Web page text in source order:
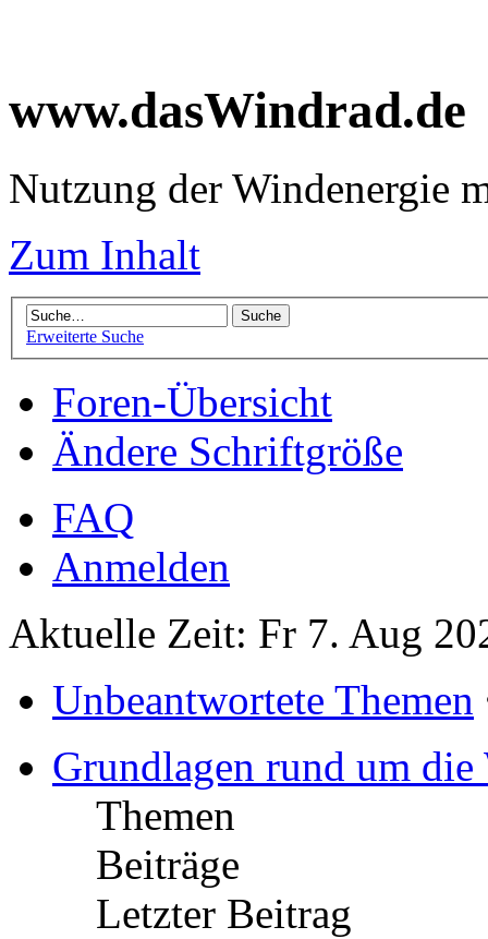
www.dasWindrad.de
Nutzung der Windenergie
Zum Inhalt
Erweiterte Suche
Foren-Übersicht
Ändere Schriftgröße
FAQ
Anmelden
Aktuelle Zeit: Fr 7. Aug
Unbeantwortete Themen
Grundlagen rund um
Themen
Beiträge
Letzter Beitrag